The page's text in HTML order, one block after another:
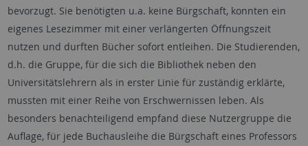
bevorzugt. Sie benötigten u.a. keine Bürgschaft, konnten ein
eigenes Lesezimmer mit einer verlängerten Öffnungszeit
nutzen und durften Bücher sofort entleihen. Die Studierenden,
d.h. die Gruppe, für die sich die Bibliothek neben den
Universitätslehrern als in erster Linie für zuständig erklärte,
mussten mit einer Reihe von Erschwernissen leben. Als
besonders benachteiligend empfand diese Nutzergruppe die
Auflage, für jede Buchausleihe die Bürgschaft eines Professors